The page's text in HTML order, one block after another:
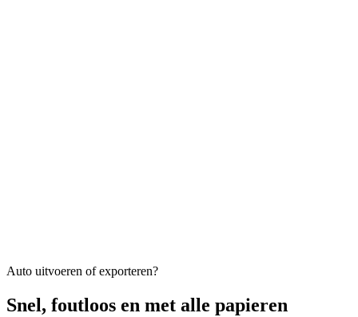
Auto uitvoeren of exporteren?
Snel, foutloos en met alle papieren